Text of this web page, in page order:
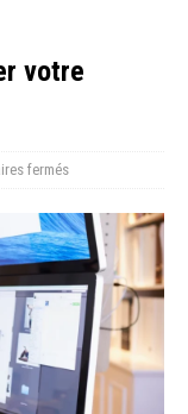
votre
fermés